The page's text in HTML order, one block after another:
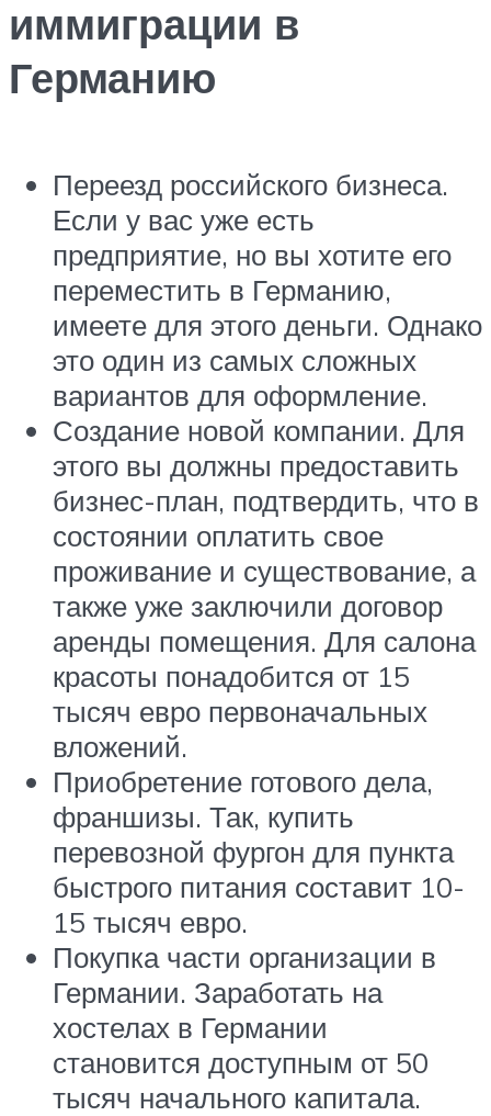
иммиграции в
Германию
Переезд российского бизнеса.
Если у вас уже есть
предприятие, но вы хотите его
переместить в Германию,
имеете для этого деньги. Однако
это один из самых сложных
вариантов для оформление.
Создание новой компании. Для
этого вы должны предоставить
бизнес-план, подтвердить, что в
состоянии оплатить свое
проживание и существование, а
также уже заключили договор
аренды помещения. Для салона
красоты понадобится от 15
тысяч евро первоначальных
вложений.
Приобретение готового дела,
франшизы. Так, купить
перевозной фургон для пункта
быстрого питания составит 10-
15 тысяч евро.
Покупка части организации в
Германии. Заработать на
хостелах в Германии
становится доступным от 50
тысяч начального капитала.